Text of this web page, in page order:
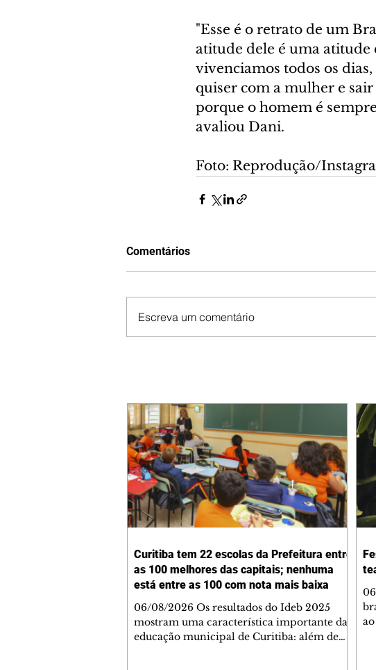
"Esse é o retrato de um
atitude dele é uma atitude
vivenciamos todos os
quiser com a mulher e
porque o homem é
avaliou Dani.
Foto: Reprodução/
Comentários
Escreva um comentário
Curitiba tem 22 escolas da Prefeitura entre
as 100 melhores das capitais; nenhuma
está entre as 100 com nota mais baixa
06/08/2026 Os resultados do Ideb 2025
mostram uma característica importante da
educação municipal de Curitiba: além de